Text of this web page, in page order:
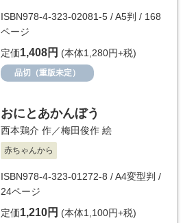
ISBN978-4-323-02081-5 / A5判 / 168
ページ
定価1,408円 (本体1,280円+税)
品切（重版未定）
おにとあかんぼう
西本鶏介 作／梅田俊作 絵
赤ちゃんから
ISBN978-4-323-01272-8 / A4変型判 /
24ページ
定価1,210円 (本体1,100円+税)